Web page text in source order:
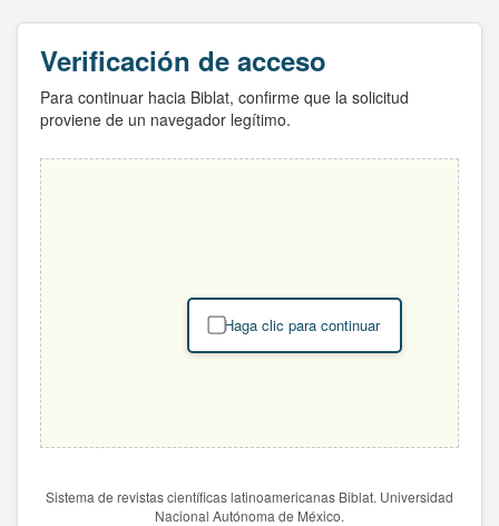
Verificación de acceso
Para continuar hacia Biblat, confirme que la solicitud
proviene de un navegador legítimo.
Haga clic para continuar
Sistema de revistas científicas latinoamericanas Biblat. Universidad
Nacional Autónoma de México.